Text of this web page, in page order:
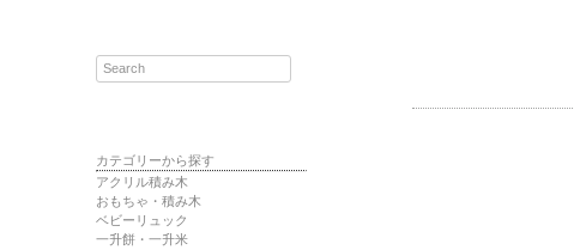
カテゴリーから探す
アクリル積み木
おもちゃ・積み木
ベビーリュック
一升餅・一升米